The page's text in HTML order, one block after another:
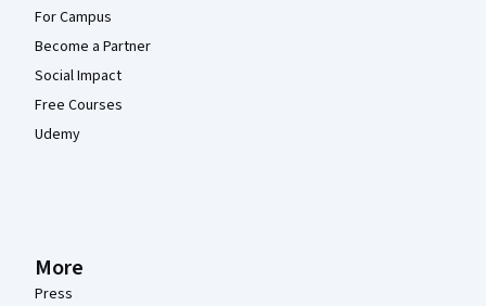
For Campus
Become a Partner
Social Impact
Free Courses
Udemy
More
Press